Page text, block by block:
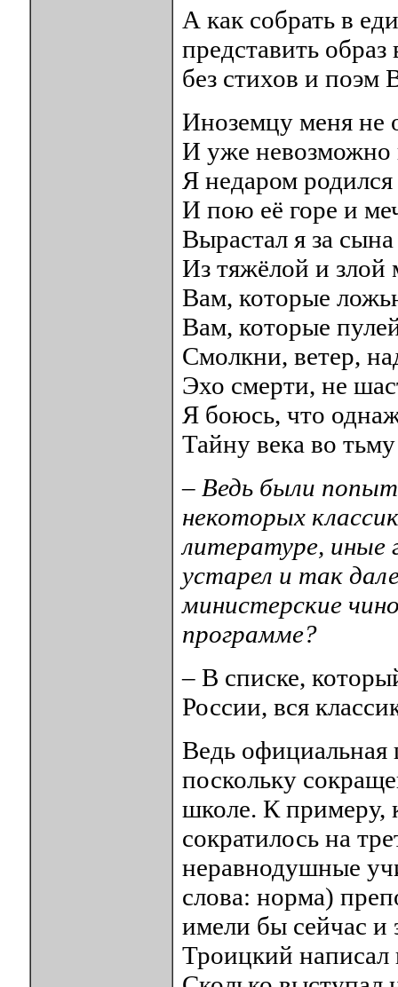
А как собрать в
представить
без стихов и поэм
Иноземцу меня не
И уже невозможно
Я недаром
И пою её горе и
Вырастал я за
Из тяжёлой и злой
Вам, которые
Вам, которые
Смолкни, ветер,
Эхо смерти, не
Я боюсь, что
Тайну века во
– Ведь были
некоторых
литературе, иные
устарел и так
министерские
программе?
– В списке,
России, вся
Ведь официальная
поскольку
школе. К примеру,
сократилось на
неравнодушные
слова: норма)
имели бы сейчас
Троицкий написал